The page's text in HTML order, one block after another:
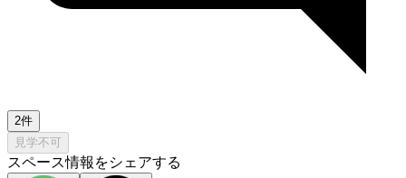
2件
見学不可
スペース情報をシェアする